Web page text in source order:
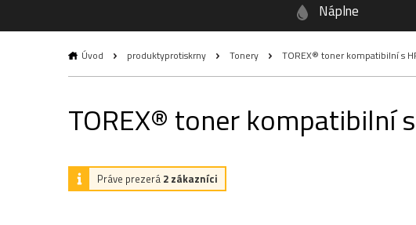
Náplne
Úvod produktyprotiskrny Tonery TOREX® toner kompatibilní s
TOREX® toner kompatibilní
Práve prezerá 2 zákazníci